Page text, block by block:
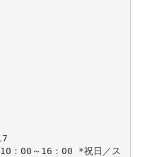
：00～16：00 *祝日／ス